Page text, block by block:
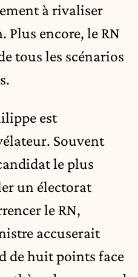
à rivaliser
. Plus encore, le RN
tous les scénarios
est
Souvent
le plus
un électorat
le RN,
accuserait
de huit points face